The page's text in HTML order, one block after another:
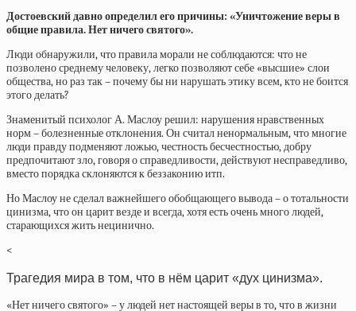
Достоевский давно определил его причины: «Уничтожение веры в
общие правила. Нет ничего святого».
Люди обнаружили, что правила морали не соблюдаются: что не
позволено среднему человеку, легко позволяют себе «высшие» слои
общества, но раз так – почему бы ни нарушать этику всем, кто не боится
этого делать?
Знаменитый психолог А. Маслоу решил: нарушения нравственных
норм – болезненные отклонения. Он считал ненормальным, что многие
люди правду подменяют ложью, честность бесчестностью, добру
предпочитают зло, говоря о справедливости, действуют несправедливо,
вместо порядка склоняются к беззаконию итп.
Но Маслоу не сделал важнейшего обобщающего вывода – о тотальности
цинизма, что он царит везде и всегда, хотя есть очень много людей,
старающихся жить нецинично.
<
Трагедия мира в том, что в нём царит «дух цинизма».
«Нет ничего святого» – у людей нет настоящей веры в то, что в жизни